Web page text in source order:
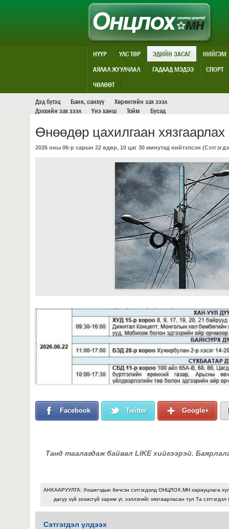
ЭДИЙН ЗАСАГ
НҮҮР УЛС ТӨР ЭДИЙН ЗАСАГ
НИЙГЭМ
АЯЛАЛ ЖУУЛЧЛАЛ
ГАДААД МЭДЭЭ
СПОРТ
ЧӨЛӨӨТ
Дэд бүтэц
Банк, санхүү
Хөрөнгийн зах зээл
Дэлхийн зах зээл
Үнэ ханш Тойм Бусад
Өнөөдөр цахилгаан хязгаарлах
2026 оны 06-р сарын 22 өдөр, 10 цаг 30 минутад нийтэлсэн (
Facebook Twitter Google+
Танд таалагдаж байвал LIKE хийгээрэй.
АНХААРУУЛГА: Уншигчдын бичсэн сэтгэгдэлд ОНЦЛОХ.МН хариуцлага
дагуу зүй зохисгүй зарим үг, хэллэгийг хязгаарласан тул Та
Сэтгэгдэл үлдээх